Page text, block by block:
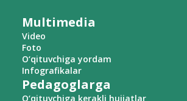
Multimedia
Video
Foto
O‘qituvchiga yordam
Infografikalar
Pedagoglarga
O‘qituvchiga kerakli hujjatlar